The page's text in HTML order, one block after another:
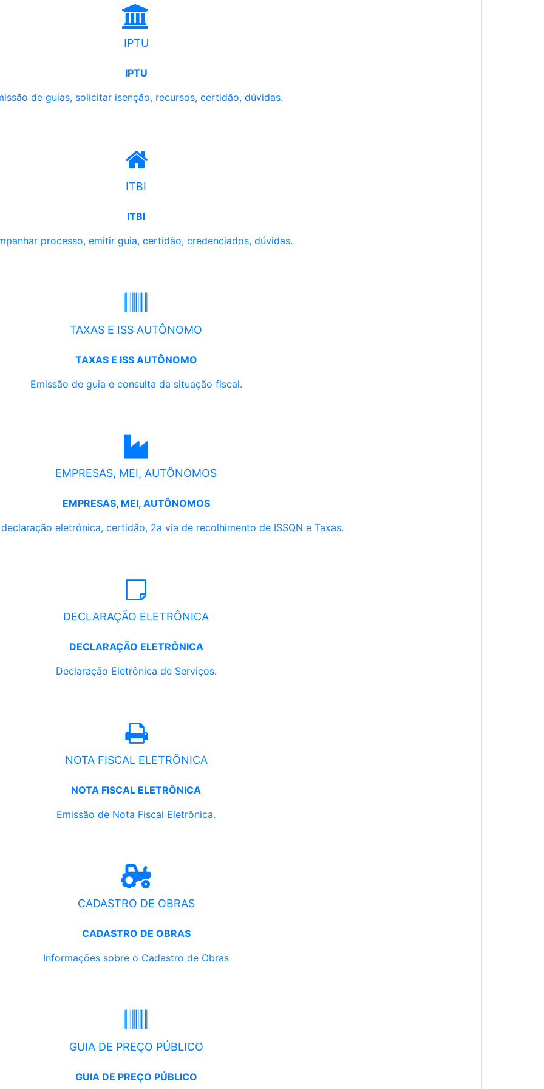
IPTU
IPTU
de guias, solicitar isenção, recursos, certidão, dúvidas.
ITBI
ITBI
processo, emitir guia, certidão, credenciados, dúvidas.
TAXAS E ISS AUTÔNOMO
TAXAS E ISS AUTÔNOMO
Emissão de guia e consulta da situação fiscal.
EMPRESAS, MEI, AUTÔNOMOS
EMPRESAS, MEI, AUTÔNOMOS
eletrônica, certidão, 2a via de recolhimento de ISSQN e Taxas.
DECLARAÇÃO ELETRÔNICA
DECLARAÇÃO ELETRÔNICA
Declaração Eletrônica de Serviços.
NOTA FISCAL ELETRÔNICA
NOTA FISCAL ELETRÔNICA
Emissão de Nota Fiscal Eletrônica.
CADASTRO DE OBRAS
CADASTRO DE OBRAS
Informações sobre o Cadastro de Obras
GUIA DE PREÇO PÚBLICO
GUIA DE PREÇO PÚBLICO